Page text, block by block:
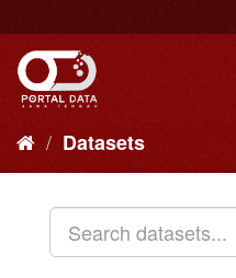
to
content
Datasets